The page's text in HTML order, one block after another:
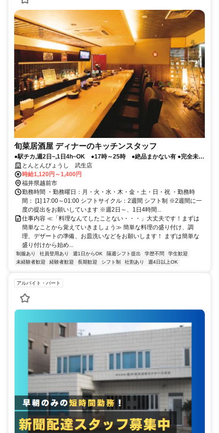
旬菜居酒屋 ディナーのキッチンスタッフ
●駅チカ,週2日~,1日4h~OK ●17時～25時 ●絶品まかない有 ●完全未経
験OKとんとんびょうし 武生店
時給1,120円～1,400円
福井県越前市
勤務時間 ・勤務曜日：月・火・水・木・金・土・日・祝 ・勤務時
間： [1] 17:00～01:00 シフトサイクル：2週間 シフト制 ※2週間に一
度の提出をお願いしています ※週2日～、1日4時間...
仕事内容 ≪「料理なんてしたことない・・・」大丈夫です！まずは
簡単なことから覚えていきましょう≫ 簡単な料理の盛り付け、調
理、デザートの準備、お皿洗いなどをお願いします！ まずは簡単な
盛り付けから始め...
制服あり 社員登用あり 週1日からOK 隔週シフト提出 学歴不問
学生歓迎
未経験者歓迎
経験者歓迎 長期歓迎 シフト制 社割あり 週4日以上OK
アルバイト・パート